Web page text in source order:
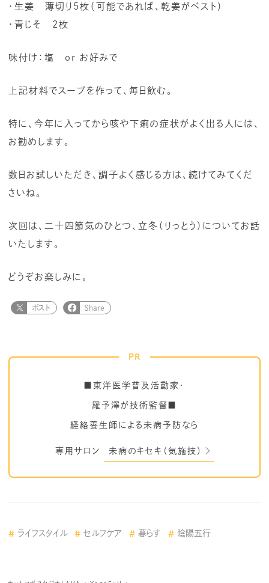
・生姜 薄切り5枚（可能であれば、乾姜がベスト）
・青じそ 2枚
味付け：塩 or お好みで
上記材料でスープを作って、毎日飲む。
特に、今年に入ってから咳や下痢の症状がよく出る人には、
お勧めします。
数日お試しいただき、調子よく感じる方は、続けてみてくだ
さいね。
次回は、二十四節気のひとつ、立冬（りっとう）についてお話
いたします。
どうぞお楽しみに。
ポスト Share
PR
■東洋医学普及活動家・
羅予澤が技術監督■
経絡養生師による未病予防なら
専用サロン 未病のキセキ（気施技）
ライフスタイル セルフケア 暮らす 陰陽五行